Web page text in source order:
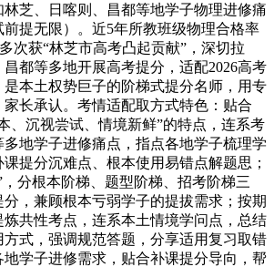
芝、日喀则、昌都等地学子物理进修痛
前提无限）。近5年所教班级物理合格率
次获“林芝市高考凸起贡献”，深切拉
都等多地开展高考提分，适配2026高考
本土权势巨子的阶梯式提分名师，用专
长承认。考情适配取方式特色：贴合
、沉视尝试、情境新鲜”的特点，连系考
地学子进修痛点，指点各地学子梳理学
提分沉难点、根本使用易错点解题思；
分根本阶梯、题型阶梯、招考阶梯三
，兼顾根本亏弱学子的提拔需求；按期
共性考点，连系本土情境学问点，总结
式，强调规范答题，分享适用复习取错
学子进修需求，贴合补课提分导向，帮